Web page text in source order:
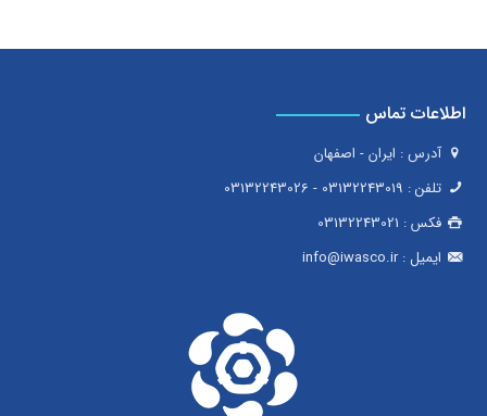
اطلاعات تماس
آدرس : ایران - اصفهان
تلفن : 03132243019
-
03132243026
فکس : 03132243021
ایمیل :info@iwasco.ir